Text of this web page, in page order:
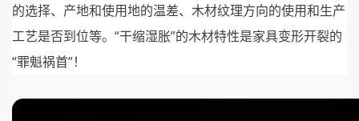
的选择、产地和使用地的温差、木材纹理方向的使用和生产
工艺是否到位等。“干缩湿胀”的木材特性是家具变形开裂的
“罪魁祸首”！